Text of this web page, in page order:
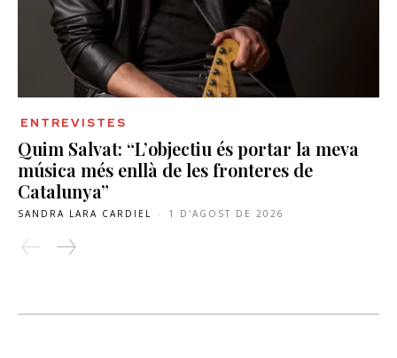
ENTREVISTES
Quim Salvat: “L’objectiu és portar la meva
música més enllà de les fronteres de
Catalunya”
SANDRA LARA CARDIEL - 1 D'AGOST DE 2026